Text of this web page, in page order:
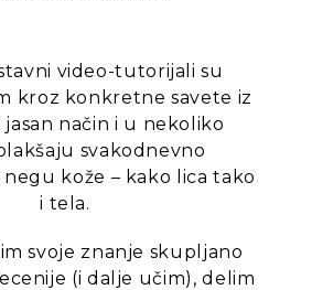
video-tutorijali su
kroz konkretne savete iz
jasan način i u nekoliko
svakodnevno
kože – kako lica tako
i tela.
svoje znanje skupljano
(i dalje učim), delim